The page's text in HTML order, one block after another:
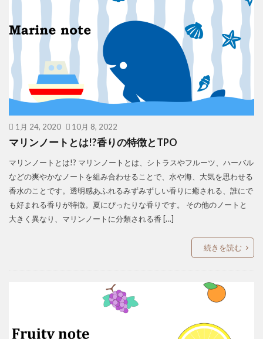
1月 24, 2020 10月 8, 2022
マリンノートとは!?香りの特徴とTPO
マリンノートとは!? マリンノートとは、シトラスやフルーツ、ハーバル
などの爽やかなノートを組み合わせることで、水や海、大気を思わせる
香水のことです。透明感あふれるみずみずしい香りに癒される、誰にで
も好まれる香りが特徴。夏にぴったりな香りです。 その他のノートと
大きく異なり、マリンノートに分類される香 […]
続きを読む